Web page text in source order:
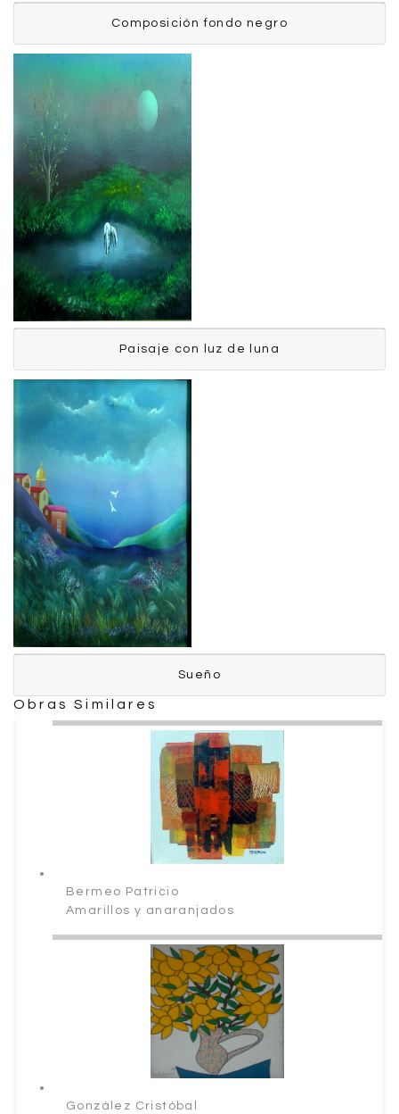
Composición fondo
negro
Bermeo Patricio
Composición fondo negro
Bermeo Patricio
Paisaje con luz de luna
Bermeo Patricio
Sueño
Obras Similares
Bermeo Patricio
Amarillos y anaranjados
González Cristóbal